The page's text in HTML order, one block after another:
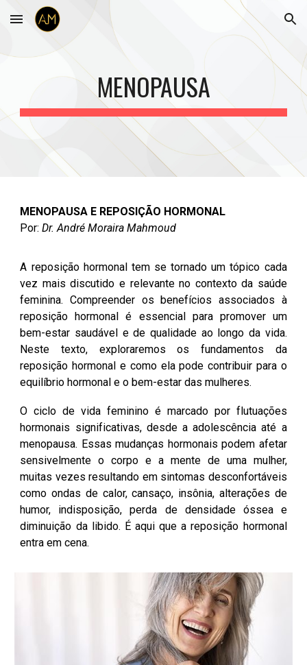
Skip to main content Skip to navigation
MENOPAUSA
MENOPAUSA E REPOSIÇÃO HORMONAL
Por:Dr. André Moraira Mahmoud
A reposição hormonal tem se tornado um tópico cada
vez mais discutido e relevante no contexto da saúde
feminina. Compreender os benefícios associados à
reposição hormonal é essencial para promover um
bem-estar saudável e de qualidade ao longo da vida.
Neste texto, exploraremos os fundamentos da
reposição hormonal e como ela pode contribuir para o
equilíbrio hormonal e o bem-estar das mulheres.
O ciclo de vida feminino é marcado por flutuações
hormonais significativas, desde a adolescência até a
menopausa. Essas mudanças hormonais podem afetar
sensivelmente o corpo e a mente de uma mulher,
muitas vezes resultando em sintomas desconfortáveis
como ondas de calor, cansaço, insônia, alterações de
humor, indisposição, perda de densidade óssea e
diminuição da libido. É aqui que a reposição hormonal
entra em cena.